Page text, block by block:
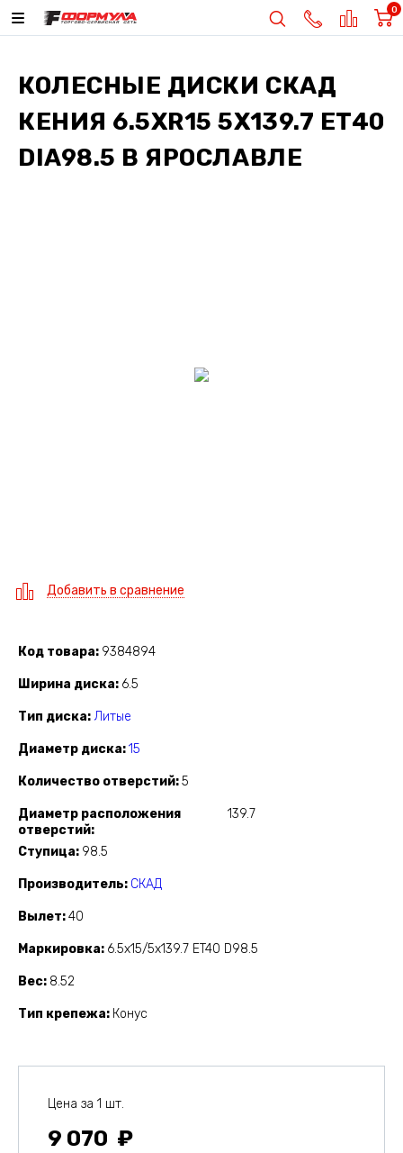
0
КОЛЕСНЫЕ ДИСКИ СКАД
КЕНИЯ 6.5XR15 5X139.7 ET40
DIA98.5 В ЯРОСЛАВЛЕ
Добавить в сравнение
Код товара 9384894
Ширина диска 6.5
Тип диска Литые
Диаметр диска 15
Количество отверстий 5
Диаметр расположения
отверстий
139.7
Ступица 98.5
Производитель СКАД
Вылет 40
Маркировка 6.5x15/5x139.7 ET40 D98.5
Вес 8.52
Тип крепежа Конус
Цена за 1 шт.
9 070